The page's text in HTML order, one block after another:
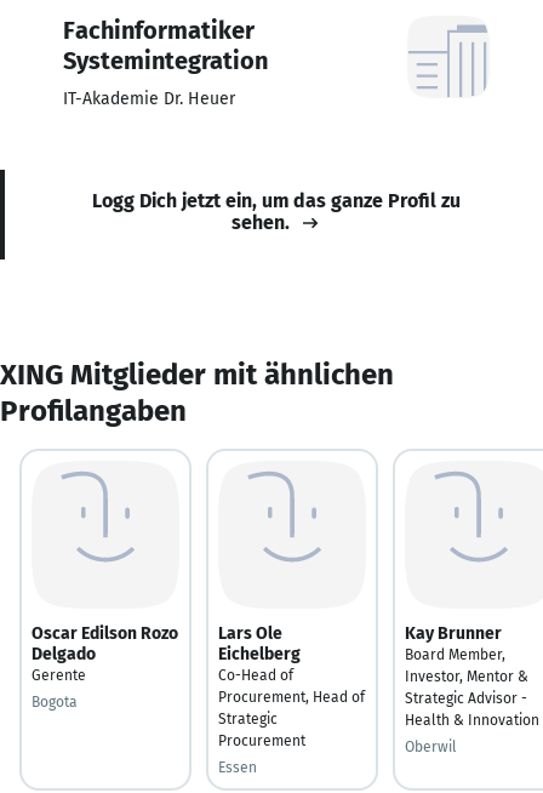
Fachinformatiker
Systemintegration
IT-Akademie Dr. Heuer
Logg Dich jetzt ein, um das ganze Profil zu
sehen.
XING Mitglieder mit ähnlichen
Profilangaben
Oscar Edilson Rozo
Delgado
Gerente
Bogota
Lars Ole
Eichelberg
Co-Head of
Procurement, Head of
Strategic
Procurement
Essen
Kay Brunner
Board Member,
Investor, Mentor &
Strategic Advisor -
Health & Innovation
Oberwil